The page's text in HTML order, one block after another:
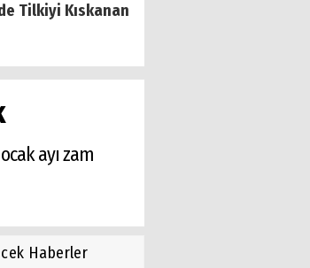
Tilkiyi Kıskanan
ayı zam
Haberler